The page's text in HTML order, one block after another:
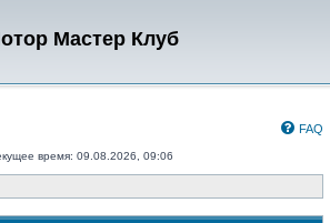
Мастер Клуб
FAQ
время: 09.08.2026, 09:06